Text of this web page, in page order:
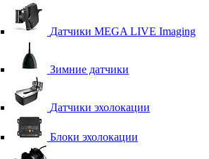
Датчики MEGA LIVE Imaging
Зимние датчики
Датчики эхолокации
Блоки эхолокации